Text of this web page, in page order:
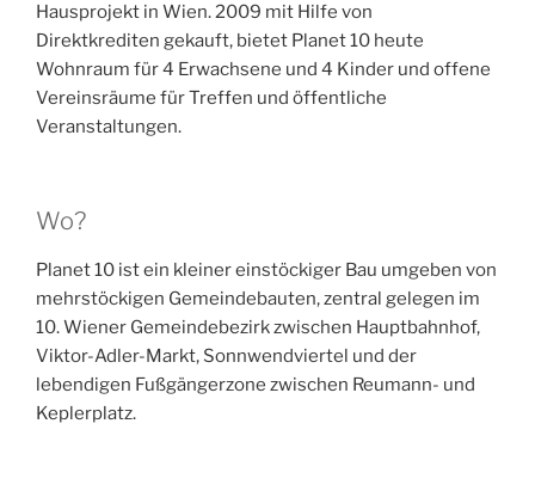
Hausprojekt in Wien. 2009 mit Hilfe von
Direktkrediten gekauft, bietet Planet 10 heute
Wohnraum für 4 Erwachsene und 4 Kinder und offene
Vereinsräume für Treffen und öffentliche
Veranstaltungen.
Wo?
Planet 10 ist ein kleiner einstöckiger Bau umgeben von
mehrstöckigen Gemeindebauten, zentral gelegen im
10. Wiener Gemeindebezirk zwischen Hauptbahnhof,
Viktor-Adler-Markt, Sonnwendviertel und der
lebendigen Fußgängerzone zwischen Reumann- und
Keplerplatz.